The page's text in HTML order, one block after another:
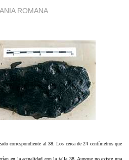
ROMANA
correspondiente al 38. Los cerca de 24 centímetros que
en la actualidad con la talla 38. Aunque no existe una